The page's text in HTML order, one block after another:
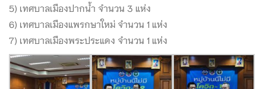
5) เทศบาลเมืองปากน้ำ จำนวน 3 แห่ง
6) เทศบาลเมืองแพรกษาใหม่ จำนวน 1 แห่ง
7) เทศบาลเมืองพระประแดง จำนวน 1 แห่ง